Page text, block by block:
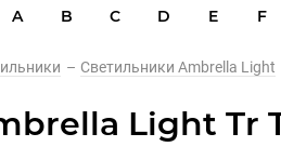
A B C D E F
– Светильники Ambrella Light
Light Tr